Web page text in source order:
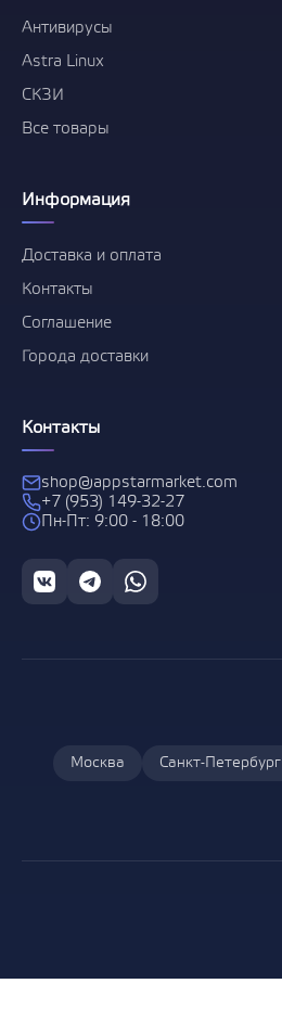
Антивирусы
Astra Linux
СКЗИ
Все товары
Информация
Доставка и оплата
Контакты
Соглашение
Города доставки
Контакты
shop@appstarmarket.com
+7 (953) 149-32-27
Пн-Пт: 9:00 - 18:00
Москва Санкт-Петербург